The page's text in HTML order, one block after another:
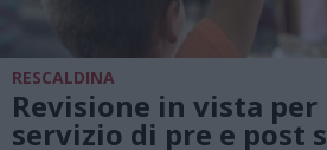
RESCALDINA
Revisione in vista
servizio di pre e post